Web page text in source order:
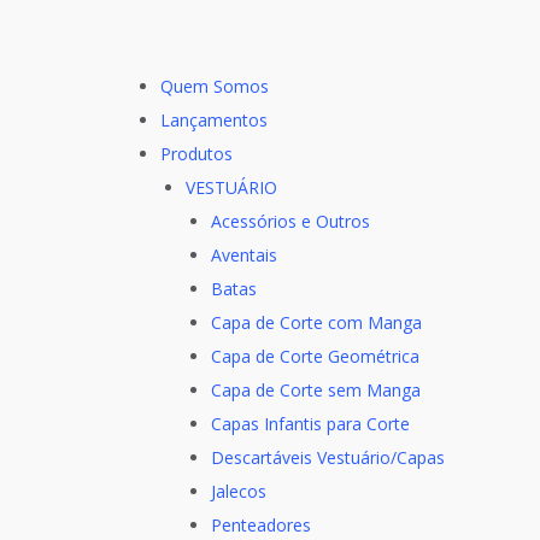
Quem Somos
Lançamentos
Produtos
VESTUÁRIO
Acessórios e Outros
Aventais
Batas
Capa de Corte com Manga
Capa de Corte Geométrica
Capa de Corte sem Manga
Capas Infantis para Corte
Descartáveis Vestuário/Capas
Jalecos
Penteadores